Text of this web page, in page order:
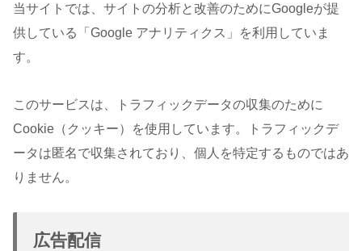
当サイトでは、サイトの分析と改善のためにGoogleが提
供している「Google アナリティクス」を利用していま
す。
このサービスは、トラフィックデータの収集のために
Cookie（クッキー）を使用しています。トラフィックデ
ータは匿名で収集されており、個人を特定するものではあ
りません。
広告配信